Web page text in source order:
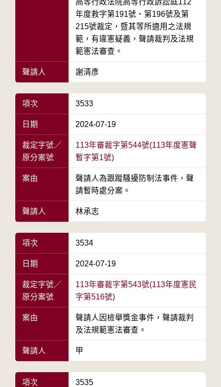
高等行政法院高等行政訴訟庭112
年度救字第191號、第196號及第
215號裁定，暨其等所適用之法規
範，有違憲疑義，聲請裁判及法規
範憲法審查。
聲請人 謝清彥
項次 3533
日期 2024-07-19
裁定字號／
原分案號
113年審裁字第544號(113年度憲聲
暫字第1號)
案由
聲請人為跟蹤騷擾防制法事件，聲
請暫時處分案。
聲請人 林承志
項次 3534
日期 2024-07-19
裁定字號／
原分案號
113年審裁字第543號(113年度憲民
字第516號)
案由
聲請人因檢舉獎金事件，聲請裁判
及法規範憲法審查。
聲請人 甲
項次 3535